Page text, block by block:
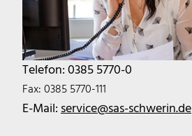
Telefon: 0385 5770-0
Fax: 0385 5770-111
E-Mail:service@sas-schwerin.de